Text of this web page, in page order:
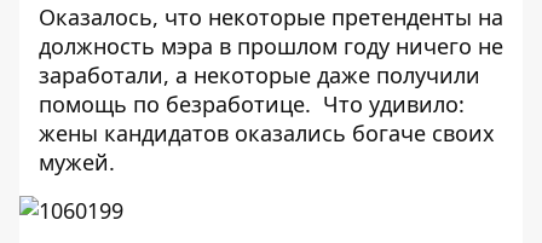
Оказалось, что некоторые претенденты на
должность мэра в прошлом году ничего не
заработали, а некоторые даже получили
помощь по безработице. Что удивило:
жены кандидатов оказались богаче своих
мужей.